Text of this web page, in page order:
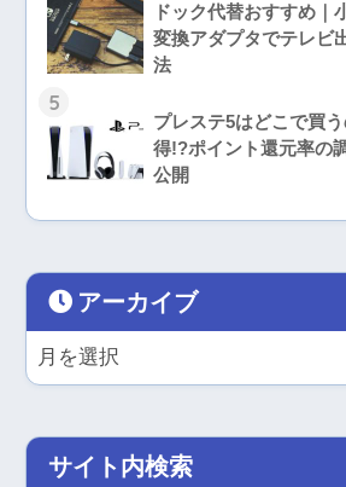
ドック代替おすすめ｜
変換アダプタでテレビ
法
5
プレステ5はどこで買
得!?ポイント還元率の
公開
アーカイブ
サイト内検索